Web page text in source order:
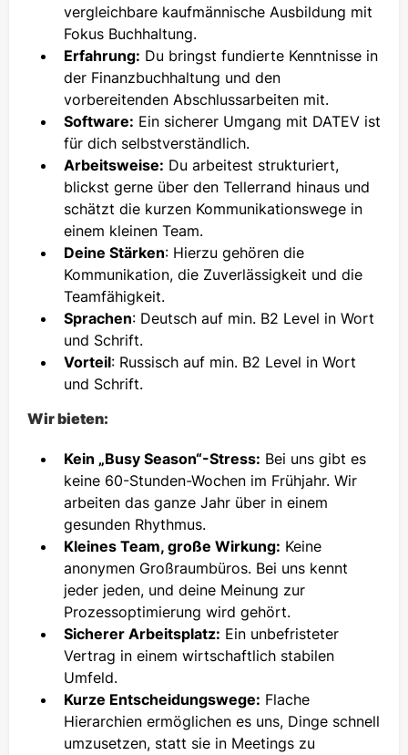
vergleichbare kaufmännische Ausbildung mit
Fokus Buchhaltung.
Erfahrung: Du bringst fundierte Kenntnisse in
der Finanzbuchhaltung und den
vorbereitenden Abschlussarbeiten mit.
Software: Ein sicherer Umgang mit DATEV ist
für dich selbstverständlich.
Arbeitsweise: Du arbeitest strukturiert,
blickst gerne über den Tellerrand hinaus und
schätzt die kurzen Kommunikationswege in
einem kleinen Team.
Deine Stärken: Hierzu gehören die
Kommunikation, die Zuverlässigkeit und die
Teamfähigkeit.
Sprachen: Deutsch auf min. B2 Level in Wort
und Schrift.
Vorteil: Russisch auf min. B2 Level in Wort
und Schrift.
Wir bieten:
Kein „Busy Season“-Stress: Bei uns gibt es
keine 60-Stunden-Wochen im Frühjahr. Wir
arbeiten das ganze Jahr über in einem
gesunden Rhythmus.
Kleines Team, große Wirkung: Keine
anonymen Großraumbüros. Bei uns kennt
jeder jeden, und deine Meinung zur
Prozessoptimierung wird gehört.
Sicherer Arbeitsplatz: Ein unbefristeter
Vertrag in einem wirtschaftlich stabilen
Umfeld.
Kurze Entscheidungswege: Flache
Hierarchien ermöglichen es uns, Dinge schnell
umzusetzen, statt sie in Meetings zu